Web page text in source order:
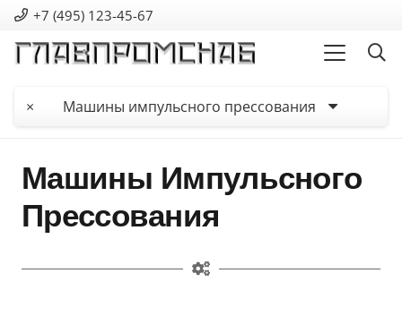
+7 (495) 123-45-67
× Машины импульсного прессования
Машины Импульсного
Прессования